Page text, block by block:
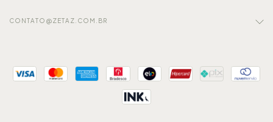
CONTATO@ZETAZ.COM.BR